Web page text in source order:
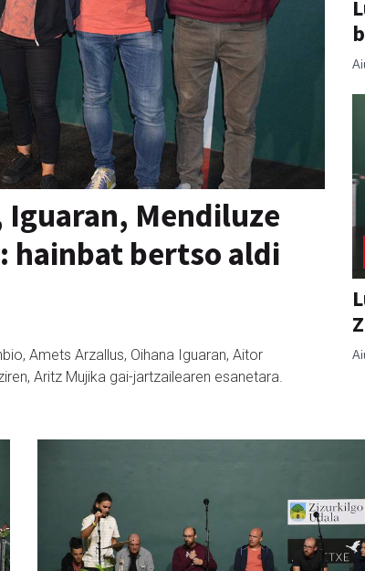
Iguaran, Mendiluze
hainbat bertso aldi
Amets Arzallus, Oihana Iguaran, Aitor
Aritz Mujika gai-jartzailearen esanetara.